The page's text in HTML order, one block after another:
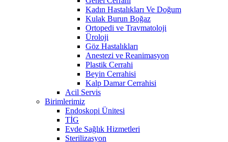
Kadın Hastalıkları Ve Doğum
Kulak Burun Boğaz
Ortopedi ve Travmatoloji
Üroloji
Göz Hastalıkları
Anestezi ve Reanimasyon
Plastik Cerrahi
Beyin Cerrahisi
Kalp Damar Cerrahisi
Acil Servis
Birimlerimiz
Endoskopi Ünitesi
TİG
Evde Sağlık Hizmetleri
Sterilizasyon